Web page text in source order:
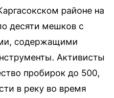
районе на
десяти мешков с
содержащими
Активисты
пробирок до 500,
в реку во время